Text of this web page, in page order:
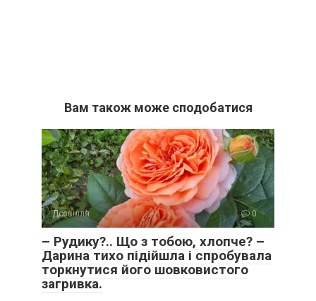
Вам також може сподобатися
Дозвілля 0
– Рудику?.. Що з тобою, хлопче? –
Дарина тихо підійшла і спробувала
торкнутися його шовковистого
загривка.